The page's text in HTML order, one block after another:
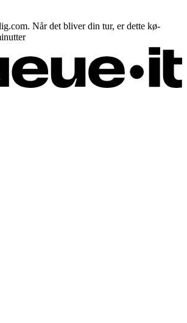
Når det bliver din tur, er dette kø-